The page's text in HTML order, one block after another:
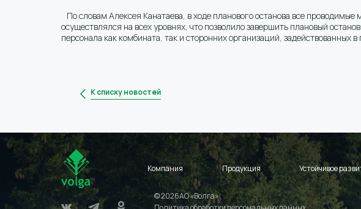
По словам Алексея Канатаева, в ходе планового останова все
осуществлялся на всех уровнях, что позволило завершить плановый
персонала как комбината, так и сторонних организаций, задействованных
К списку новостей
Компания Продукция Устойчивое
© 2026АО «Волга»